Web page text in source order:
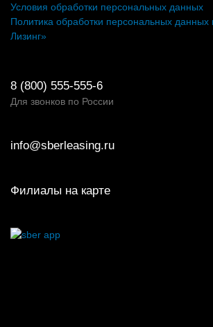
Условия обработки персональных данных
Политика обработки персональных
Лизинг»
8 (800) 555-555-6
Для звонков по России
info@sberleasing.ru
Филиалы на карте